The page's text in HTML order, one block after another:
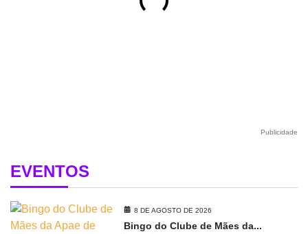
Publicidade
EVENTOS
8 DE AGOSTO DE 2026
Bingo do Clube de Mães da...